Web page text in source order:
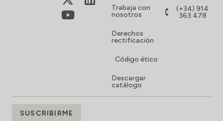
Trabaja con
nosotros
Derechos
rectificación
Código ético
Descargar
catálogo
(+34) 914
363 478
SUSCRÍBETE
SUSCRIBIRME